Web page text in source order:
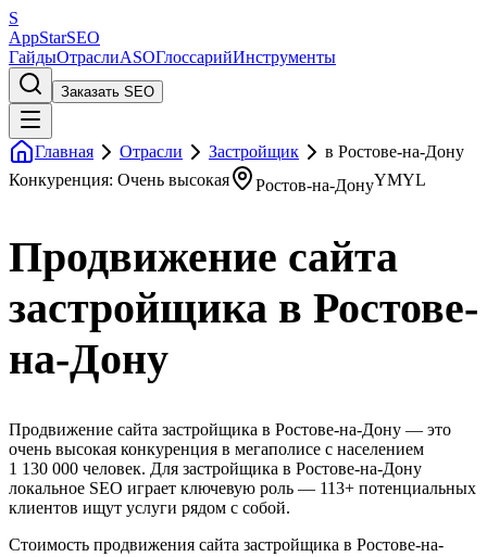
S
AppStarSEO
ГайдыОтраслиASOГлоссарийИнструменты
Заказать SEO
Главная Отрасли Застройщик
в Ростове-на-Дону
Конкуренция: Очень высокая
Ростов-на-ДонуYMYL
Продвижение сайта
застройщика в Ростове-
на-Дону
Продвижение сайта застройщика в Ростове-на-Дону — это
очень высокая конкуренция в мегаполисе с населением
1 130 000 человек. Для застройщика в Ростове-на-Дону
локальное SEO играет ключевую роль — 113+ потенциальных
клиентов ищут услуги рядом с собой.
Стоимость продвижения сайта застройщика в Ростове-на-